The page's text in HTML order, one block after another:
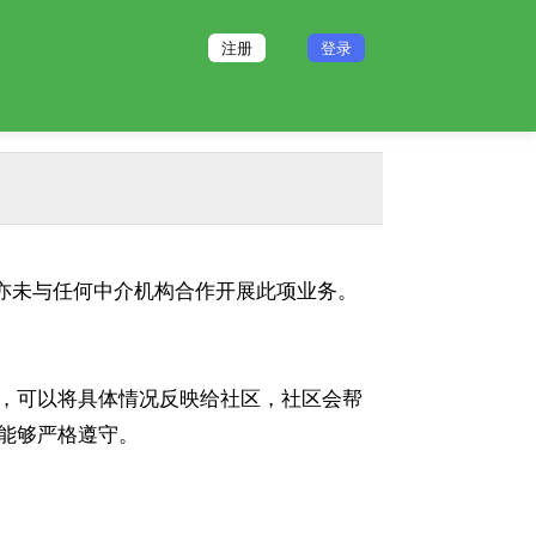
注册 登录
与任何中介机构合作开展此项业务。
可以将具体情况反映给社区，社区会帮
严格遵守。